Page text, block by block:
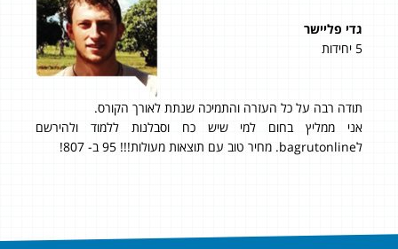
גדי פליישר
5 יחידות
תודה רבה על כל העזרה והתמיכה שנתת לאורך הקורס.
אני ממליץ בחום למי שיש כח וסבלנות ללמוד ולהירשם
לbagrutonline. מחיר טוב עם תוצאות מעולות!!! 95 ב- 807!